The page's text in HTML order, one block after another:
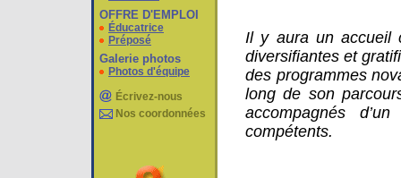
OFFRE D'EMPLOI
Éducatrice
Préposé
Galerie photos
Photos d'équipe
Écrivez-nous
Nos coordonnées
Il y aura un accueil
diversifiantes et
des programmes
long de son
accompagnés
compétents.